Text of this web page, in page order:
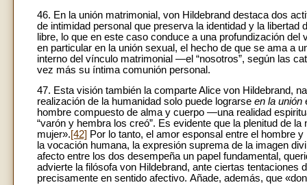
46. En la unión matrimonial, von Hildebrand destaca dos
de intimidad personal que preserva la identidad y la
libre, lo que en este caso conduce a una profundización
en particular en la unión sexual, el hecho de que se ama a
interno del vínculo matrimonial —el “nosotros”, según las
vez más su íntima comunión personal.
47. Esta visión también la comparte Alice von Hildebrand,
realización de la humanidad solo puede lograrse en la unión
hombre compuesto de alma y cuerpo —una realidad
“varón y hembra los creó”. Es evidente que la plenitud de
mujer».[42] Por lo tanto, el amor esponsal entre el hombre
la vocación humana, la expresión suprema de la imagen
afecto entre los dos desempeña un papel fundamental,
advierte la filósofa von Hildebrand, ante ciertas tentaciones
precisamente en sentido afectivo. Añade, además, que